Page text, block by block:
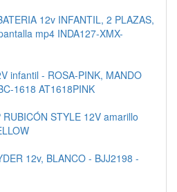
12v INFANTIL, 2 PLAZAS,
mp4 INDA127-XMX-
infantil - ROSA-PINK, MANDO
1618 AT1618PINK
STYLE 12V amarillo
12v, BLANCO - BJJ2198 -